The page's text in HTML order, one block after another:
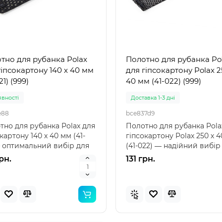
для бутелів ПЕТ синій 5-
38 мм (0021) – надійний
Ручка..
В наявностi
0020
Кришка для бутелів 5-10 л,
мм синій (0020) – надійний
Кришка для б..
15 грн.
для рубанка Polax
140 х 40 мм
(999)
для рубанка Polax для
140 х 40 мм (41-
оптимальний вибір для
обро..
Полотно для рубанка
для гіпсокартону Polax
40 мм (41-022) (999)
Доставка 1-3 дні
bce837d9
Полотно для рубанка
гіпсокартону Polax 250 х
(41-022) ― надійний вибір
якісної о..
131 грн.